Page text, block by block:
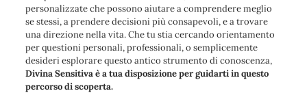
personalizzate che possono aiutare a comprendere meglio
se stessi, a prendere decisioni più consapevoli, e a trovare
una direzione nella vita. Che tu stia cercando orientamento
per questioni personali, professionali, o semplicemente
desideri esplorare questo antico strumento di conoscenza,
Divina Sensitiva è a tua disposizione per guidarti in questo
percorso di scoperta.